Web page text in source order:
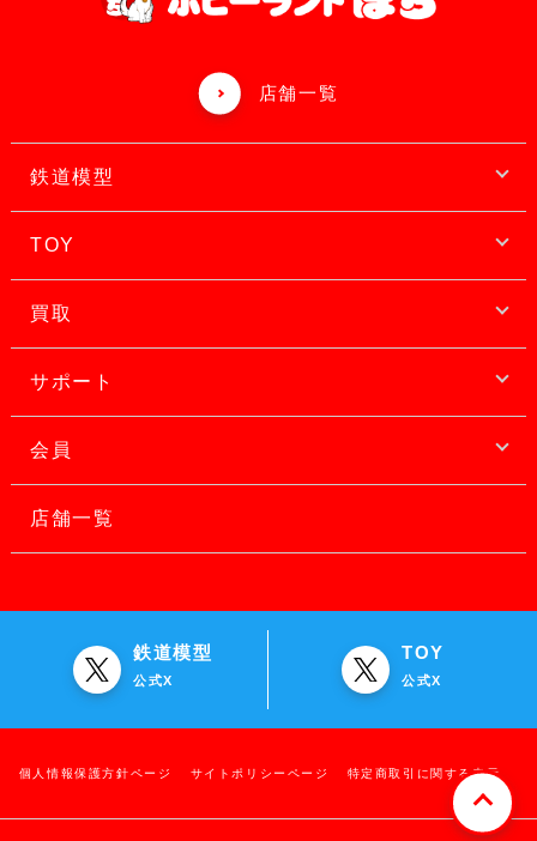
店舗一覧
鉄道模型
TOY
買取
サポート
会員
店舗一覧
鉄道模型
公式X
TOY
公式X
個人情報保護方針ページ サイトポリシーページ 特定商取引に関する表示